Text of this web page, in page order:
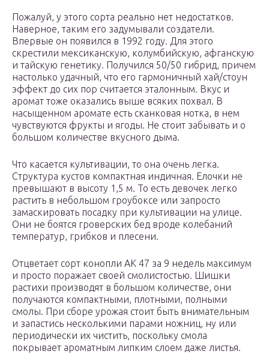
Пожалуй, у этого сорта реально нет недостатков.
Наверное, таким его задумывали создатели.
Впервые он появился в 1992 году. Для этого
скрестили мексиканскую, колумбийскую, афганскую
и тайскую генетику. Получился 50/50 гибрид, причем
настолько удачный, что его гармоничный хай/стоун
эффект до сих пор считается эталонным. Вкус и
аромат тоже оказались выше всяких похвал. В
насыщенном аромате есть сканковая нотка, в нем
чувствуются фрукты и ягоды. Не стоит забывать и о
большом количестве вкусного дыма.
Что касается культивации, то она очень легка.
Структура кустов компактная индичная. Елочки не
превышают в высоту 1,5 м. То есть девочек легко
растить в небольшом гроубоксе или запросто
замаскировать посадку при культивации на улице.
Они не боятся гроверских бед вроде колебаний
температур, грибков и плесени.
Отцветает сорт конопли АК 47 за 9 недель максимум
и просто поражает своей смолистостью. Шишки
растихи производят в большом количестве, они
получаются компактными, плотными, полными
смолы. При сборе урожая стоит быть внимательным
и запастись несколькими парами ножниц, ну или
периодически их чистить, поскольку смола
покрывает ароматным липким слоем даже листья.